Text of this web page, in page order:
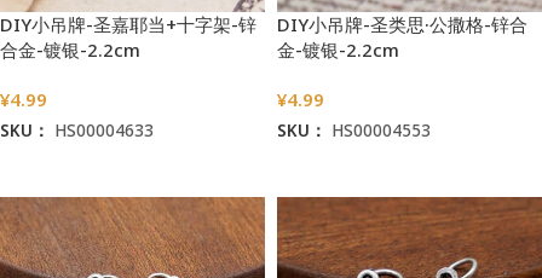
DIY小吊牌-圣嘉耶当+十字架-锌
合金-镀银-2.2cm
¥4.99
SKU： HS00004633
DIY小吊牌-圣类思·公撒格-锌合
金-镀银-2.2cm
¥4.99
SKU： HS00004553